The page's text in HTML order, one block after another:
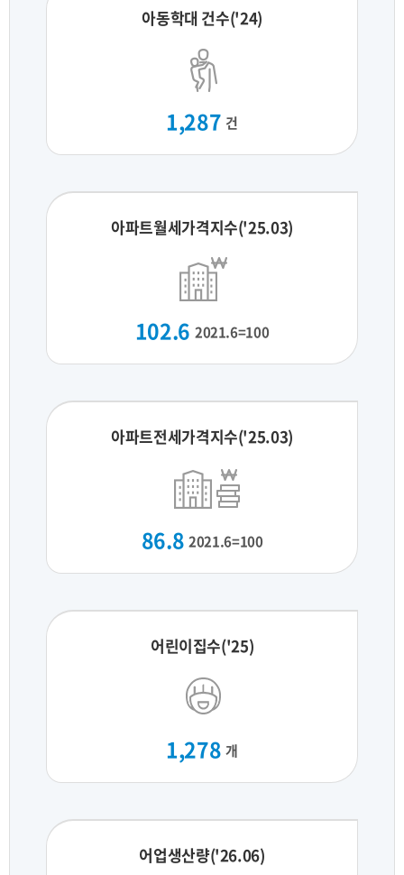
아동학대 건수('24)
1,287 건
아파트월세가격지수('25.03)
102.6 2021.6=100
아파트전세가격지수('25.03)
86.8 2021.6=100
어린이집수('25)
1,278 개
어업생산량('26.06)